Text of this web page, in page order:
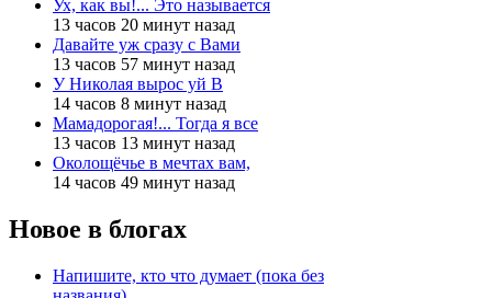
Ух, как вы!... Это называется
13 часов 20 минут назад
Давайте уж сразу с Вами
13 часов 57 минут назад
У Николая вырос уй В
14 часов 8 минут назад
Мамадорогая!... Тогда я все
13 часов 13 минут назад
Околощёчье в мечтах вам,
14 часов 49 минут назад
Новое в блогах
Напишите, кто что думает (пока без